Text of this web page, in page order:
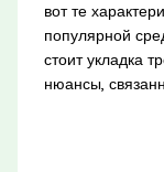
вот те
популярной
стоит укладка
нюансы,